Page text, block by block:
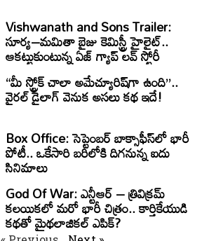
Vishwanath and Sons Trailer:
సూర్య–మమితా బైజు కెమిస్ట్రీ హైలైట్..
ఆకట్టుకుంటున్న ఏజ్ గ్యాప్ లవ్ స్టోరీ
“మీ స్ట్రోక్ చాలా అమేచ్యూరిష్‌గా ఉంది”..
వైరల్ డైలాగ్ వెనుక అసలు కథ ఇదే!
Box Office: సెప్టెంబర్ బాక్సాఫీస్‌లో భారీ
పోటీ.. ఒకేసారి బరిలోకి దిగనున్న ఐదు
సినిమాలు
God Of War: ఎన్టీఆర్ – త్రివిక్రమ్
కలయికలో మరో భారీ చిత్రం.. కార్తికేయుడి
కథతో మైథలాజికల్ ఎపిక్?